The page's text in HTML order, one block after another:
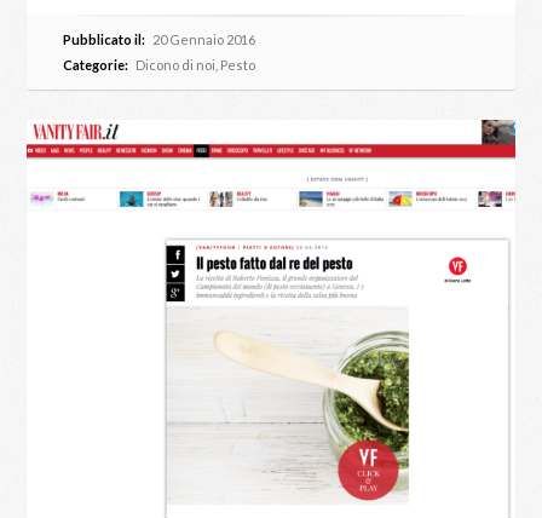
Pubblicato il: 20 Gennaio 2016
Categorie: Dicono di noi Pesto